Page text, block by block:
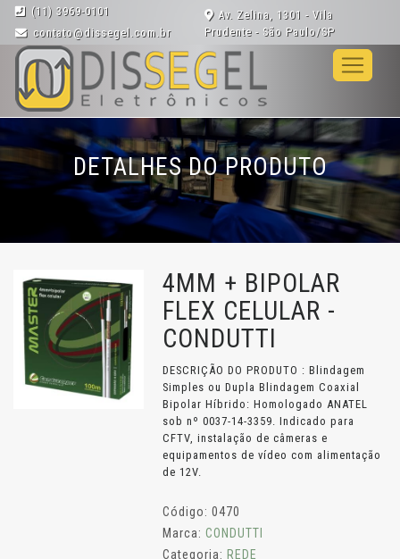
(11) 3969-0101
contato@dissegel.com.br
Av. Zelina, 1301 - Vila
Prudente - São Paulo/SP
DETALHES DO PRODUTO
4MM + BIPOLAR
FLEX CELULAR -
CONDUTTI
DESCRIÇÃO DO PRODUTO : Blindagem
Simples ou Dupla Blindagem Coaxial
Bipolar Híbrido: Homologado ANATEL
sob nº 0037-14-3359. Indicado para
CFTV, instalação de câmeras e
equipamentos de vídeo com alimentação
de 12V.
Código: 0470
Marca:CONDUTTI
Categoria:REDE